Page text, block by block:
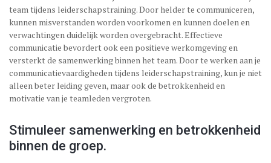
team tijdens leiderschapstraining. Door helder te communiceren,
kunnen misverstanden worden voorkomen en kunnen doelen en
verwachtingen duidelijk worden overgebracht. Effectieve
communicatie bevordert ook een positieve werkomgeving en
versterkt de samenwerking binnen het team. Door te werken aan je
communicatievaardigheden tijdens leiderschapstraining, kun je niet
alleen beter leiding geven, maar ook de betrokkenheid en
motivatie van je teamleden vergroten.
Stimuleer samenwerking en betrokkenheid
binnen de groep.